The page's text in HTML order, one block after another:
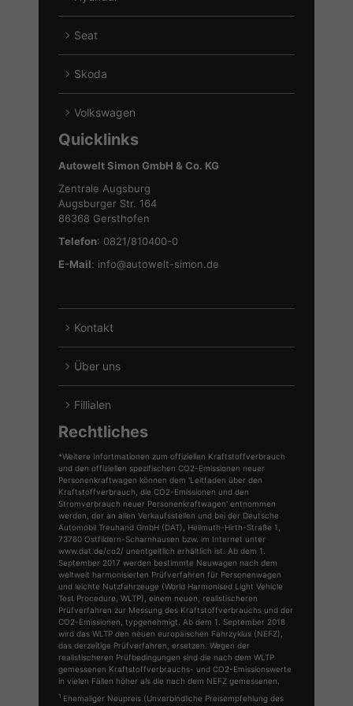
von
anzeigen
Alle
von
anzeigen
Seat
Alle
von
anzeigen
Skoda
Alle
von
Skoda
Volkswagen
Fahrzeuge
von
anzeigen
Quicklinks
Autowelt Simon GmbH & Co. KG
Zentrale Augsburg
Augsburger Str. 164
86368 Gersthofen
Telefon: 0821/810400-0
E-Mail: info@autowelt-simon.de
Kontakt
Über uns
Fillialen
Rechtliches
*Weitere Infortmationen zum offiziellen Kraftstoffverbrauch
und den offiziellen spezifischen CO2-Emissionen neuer
Personenkraftwagen können dem 'Leitfaden über den
Kraftstoffverbrauch, die CO2-Emissionen und den
Stromverbrauch neuer Personenkraftwagen' entnommen
werden, der an allen Verkaufsstellen und bei der Deutsche
Automobil Treuhand GmbH (DAT), Hellmuth-Hirth-Straße 1,
73760 Ostfildern-Scharnhausen bzw. im Internet unter
www.dat.de/co2/ unentgeltlich erhältlich ist. Ab dem 1.
September 2017 werden bestimmte Neuwagen nach dem
weltweit harmonisierten Prüfverfahren für Personenwagen
und leichte Nutzfahrzeuge (World Harmonised Light Vehicle
Test Procedure, WLTP), einem neuen, realistischeren
Prüfverfahren zur Messung des Kraftstoffverbrauchs und der
CO2-Emissionen, typgenehmigt. Ab dem 1. September 2018
wird das WLTP den neuen europäischen Fahrzyklus (NEFZ),
das derzeitige Prüfverfahren, ersetzen. Wegen der
realistischeren Prüfbedingungen sind die nach dem WLTP
gemessenen Kraftstoffverbrauchs- und CO2-Emissionswerte
in vielen Fällen höher als die nach dem NEFZ gemessenen.
1 Ehemaliger Neupreis (Unverbindliche Preisempfehlung des